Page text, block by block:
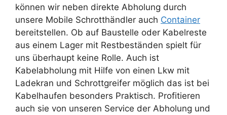
können wir neben direkte Abholung durch
unsere Mobile Schrotthändler auch Container
bereitstellen. Ob auf Baustelle oder Kabelreste
aus einem Lager mit Restbeständen spielt für
uns überhaupt keine Rolle. Auch ist
Kabelabholung mit Hilfe von einen Lkw mit
Ladekran und Schrottgreifer möglich das ist bei
Kabelhaufen besonders Praktisch. Profitieren
auch sie von unseren Service der Abholung und